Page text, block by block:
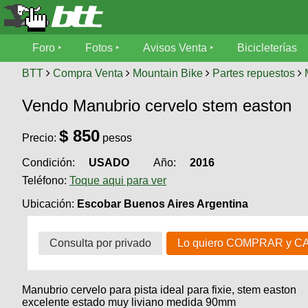
Foro
Foro
Mecánica
Fotos
tu
foto
Galeria
XC
Descenso
Dirt
Avisos
SUBÍ
tu
aviso
Buscar
Ultimos
Bicicleterías
Bicicletas
Bicicletas
Tandem
Freerider
Videos
Salidas
Usuarios
Foro Fotos Avisos Venta Bicicleterías
BTT Compra Venta Mountain Bike Partes repuestos
Vendo Manubrio cervelo stem easton
Precio: $ 850 pesos
Condición: USADO Año:
2016
Teléfono: Toque aqui para ver
Ubicación: Escobar Buenos Aires Argentina
Consulta por privado Lo quiero COMPRAR y
Manubrio cervelo para pista ideal para fixie, stem easton
excelente estado muy liviano medida 90mm